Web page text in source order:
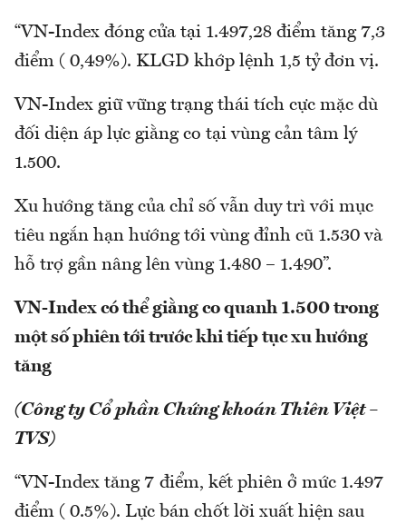
“VN-Index đóng cửa tại 1.497,28 điểm tăng 7,3
điểm ( 0,49%). KLGD khớp lệnh 1,5 tỷ đơn vị.
VN-Index giữ vững trạng thái tích cực mặc dù
đối diện áp lực giằng co tại vùng cản tâm lý
1.500.
Xu hướng tăng của chỉ số vẫn duy trì với mục
tiêu ngắn hạn hướng tới vùng đỉnh cũ 1.530 và
hỗ trợ gần nâng lên vùng 1.480 – 1.490”.
VN-Index có thể giằng co quanh 1.500 trong
một số phiên tới trước khi tiếp tục xu hướng
tăng
(Công ty Cổ phần Chứng khoán Thiên Việt –
TVS)
“VN-Index tăng 7 điểm, kết phiên ở mức 1.497
điểm ( 0.5%). Lực bán chốt lời xuất hiện sau